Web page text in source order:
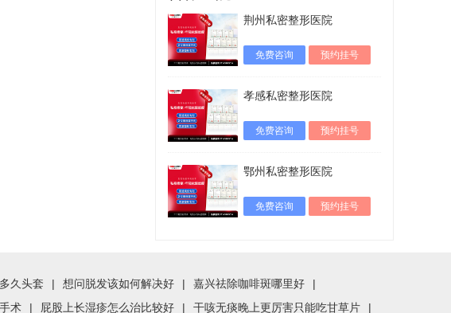
荆州私密整形医院
免费咨询 预约挂号
孝感私密整形医院
免费咨询 预约挂号
鄂州私密整形医院
免费咨询 预约挂号
久头套 | 想问脱发该如何解决好 | 嘉兴祛除咖啡斑哪里好
|
术 | 屁股上长湿疹怎么治比较好 | 干咳无痰晚上更厉害只能吃甘草片 |